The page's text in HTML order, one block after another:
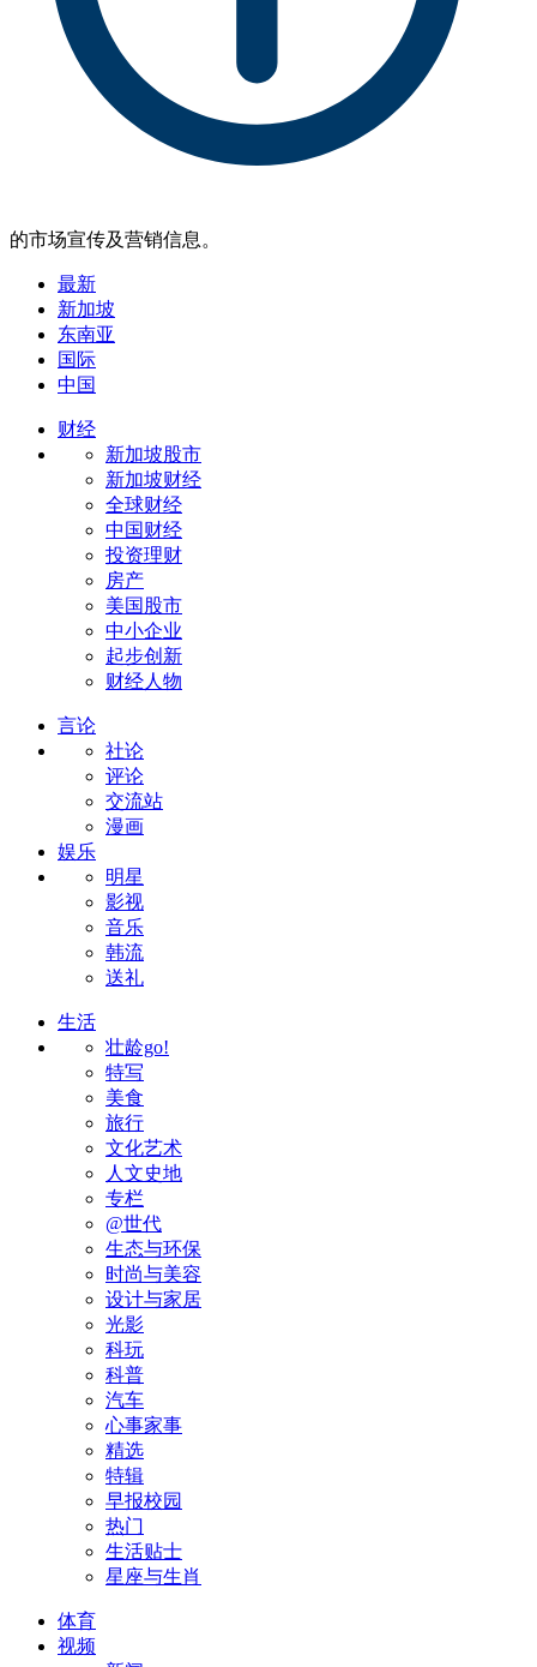
的市场宣传及营销信息。
最新
新加坡
东南亚
国际
中国
财经
新加坡股市
新加坡财经
全球财经
中国财经
投资理财
房产
美国股市
中小企业
起步创新
财经人物
言论
社论
评论
交流站
漫画
娱乐
明星
影视
音乐
韩流
送礼
生活
壮龄go!
特写
美食
旅行
文化艺术
人文史地
专栏
@世代
生态与环保
时尚与美容
设计与家居
光影
科玩
科普
汽车
心事家事
精选
特辑
早报校园
热门
生活贴士
星座与生肖
体育
视频